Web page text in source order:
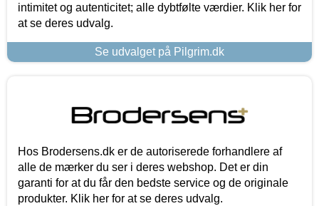
intimitet og autenticitet; alle dybtfølte værdier. Klik her for
at se deres udvalg.
Se udvalget på Pilgrim.dk
Hos Brodersens.dk er de autoriserede forhandlere af
alle de mærker du ser i deres webshop. Det er din
garanti for at du får den bedste service og de originale
produkter. Klik her for at se deres udvalg.